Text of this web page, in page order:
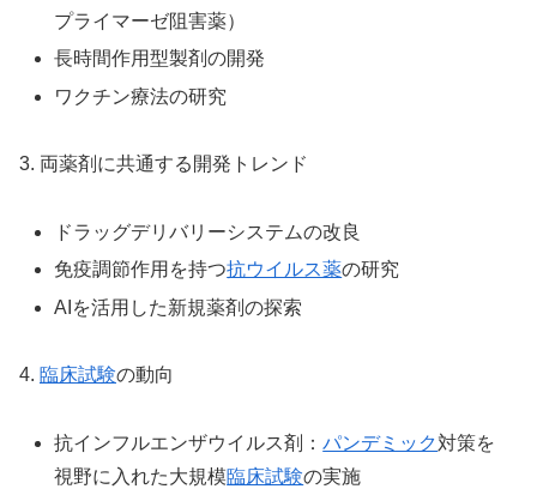
プライマーゼ阻害薬）
長時間作用型製剤の開発
ワクチン療法の研究
3. 両薬剤に共通する開発トレンド
ドラッグデリバリーシステムの改良
免疫調節作用を持つ抗ウイルス薬の研究
AIを活用した新規薬剤の探索
4. 臨床試験の動向
抗インフルエンザウイルス剤：パンデミック対策を
視野に入れた大規模臨床試験の実施